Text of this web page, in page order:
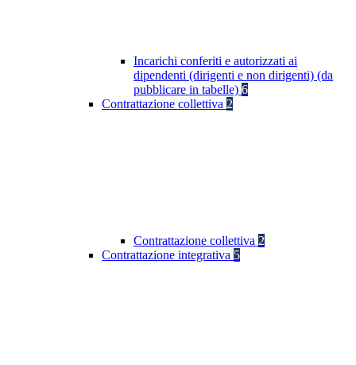
Incarichi conferiti e autorizzati ai
dipendenti (dirigenti e non dirigenti) (da
pubblicare in tabelle) 6
Contrattazione collettiva 2
Contrattazione collettiva 2
Contrattazione integrativa 5